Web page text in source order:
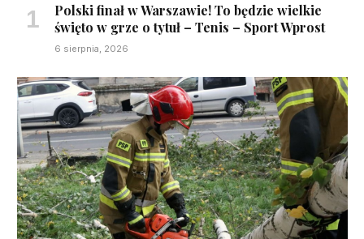
Polski finał w Warszawie! To będzie wielkie
święto w grze o tytuł – Tenis – Sport Wprost
6 sierpnia, 2026